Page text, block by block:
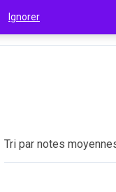
Tri par notes
Ignorer